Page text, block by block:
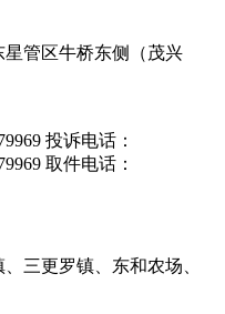
管区牛桥东侧（茂兴
投诉电话：
取件电话：
更罗镇、东和农场、